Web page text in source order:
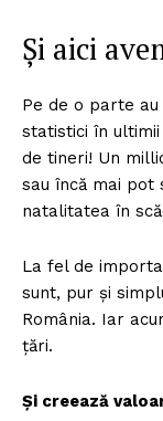
Și aici
Pe de o parte au
statistici în ultimii
de tineri! Un
sau încă mai pot
natalitatea în
La fel de
sunt, pur și
România. Iar
țări.
Și creează